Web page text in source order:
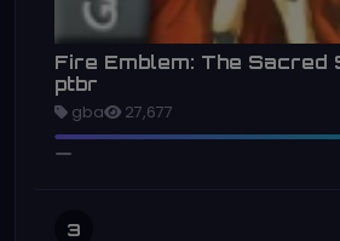
Fire Emblem: The Sacred
ptbr
gba 27,677
3